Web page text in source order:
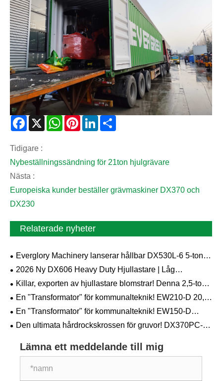
Facebook
X WhatsAppPinterestLinkedIn
Tidigare :
Nybeställningssändning för 21ton hjulgrävare
Nästa :
Europeiska kunder beställer grävmaskiner DX370 och
DX230
Relaterade nyheter
Everglory Machinery lanserar hållbar DX530L‑6 5-tons
hjullastare för schaktningsarbeten
2026 Ny DX606 Heavy Duty Hjullastare | Låg
bränslekostnad Quarry Construction Loader
Killar, exporten av hjullastare blomstrar! Denna 2,5-tons
"pocket powerhouse" är en riktig arbetshäst som aldrig
backar från ett tufft jobb.
En "Transformator" för kommunalteknik! EW210-D 20,1-
tons hjulgrävmaskin: vägklar och arbetsklar – inga
förseningar vid förflyttning mellan platser
En "Transformator" för kommunalteknik! EW150-D
13,52-tons hjulgrävmaskin: väg- och arbetsklar – inga
förseningar vid flytt
Den ultimata hårdrockskrossen för gruvor! DX370PC-9
typer av "gräva döda" problem.
Lämna ett meddelande till mig